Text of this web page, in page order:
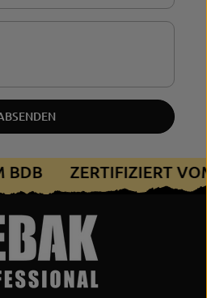
BDB ZERTIFIZIERT